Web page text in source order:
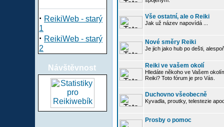
· ReikiWeb - starý
1
· ReikiWeb - starý
2
Návštěvnost
Vše ostatní, ale o Reiki
Jak už název napovídá ...
Nové směry Reiki
Je jich jako hub po dešti,
Reiki ve vašem okolí
Hledáte někoho ve Vašem
Reiki? Toto fórum je pro Vás.
Duchovno všeobecně
Kyvadla, proutky, telestezie
Prosby o pomoc